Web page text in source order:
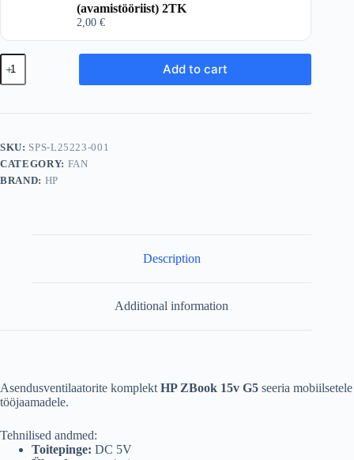
(avamistööriist) 2TK
2,00 €
HP
ZBook
15v
Seeria
CPU
/
GPU
Add to cart
SKU: SPS-L25223-001
CATEGORY: FAN
BRAND: HP
Description
Additional information
Asendusventilaatorite komplekt HP ZBook 15v G5 seeria mobiilsetele
tööjaamadele.
Tehnilised andmed:
Toitepinge: DC 5V